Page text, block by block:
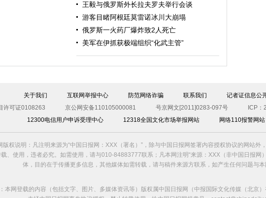
王毅与俄罗斯外长拉夫罗夫举行会谈
游客目睹阿根廷莫雷诺冰川大崩塌
俄罗斯一火药厂爆炸致2人死亡
美军在伊抓获极端组织“化武主管”
关于我们 互联网举报中心 防范网络诈骗 联系我们
记者证信息公
许可证0108263
京公网安备110105000081 号京网文[2011]0283-097号
ICP
12300电信用户申诉受理中心
12318全国文化市场举报网站 网络110报警网站
版权说明：凡注明来源为“中国日报网：XXX（署名）”，除与中国日报网签署内容授权协议的网站外
、使用，违者必究。如需使用，请与010-84883777联系；凡本网注明“来源：XXX（非中国日报网
体，目的在于传播更多信息，其他媒体如需转载，请与稿件来源方联系，如产生任何问题与本
本网登载的内容（包括文字、图片、多媒体资讯等）版权属中国日报网（中报国际文化传媒（北京）